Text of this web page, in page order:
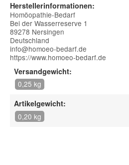
Herstellerinformationen:
Homöopathie-Bedarf
Bei der Wasserreserve 1
89278 Nersingen
Deutschland
info@homoeo-bedarf.de
https://www.homoeo-bedarf.de
Versandgewicht:
0,25 kg
Artikelgewicht:
0,20 kg